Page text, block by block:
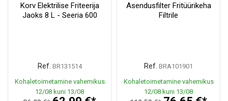
Korv Elektrilise Friteerija
Jaoks 8 L - Seeria 600
Ref. BR131514
Kohaletoimetamine vahemikus
12/08 kuni 13/08
Asendusfilter Fritüürikeha
Filtrile
Ref. BRA101901
Kohaletoimetamine vahemikus
12/08 kuni 13/08